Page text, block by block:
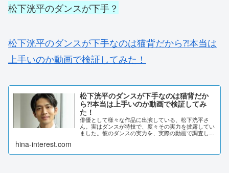
松下洸平のダンスが下手？
松下洸平のダンスが下手なのは猫背だから⁈本当は
上手いのか動画で検証してみた！
松下洸平のダンスが下手なのは猫背だか
ら⁈本当は上手いのか動画で検証してみ
た！
俳優として様々な作品に出演している、松下洸平さ
ん。実はダンスが特技で、度々その実力を披露してい
ました。彼のダンスの実力を、実際の動画で調査しま
演...
hina-interest.com